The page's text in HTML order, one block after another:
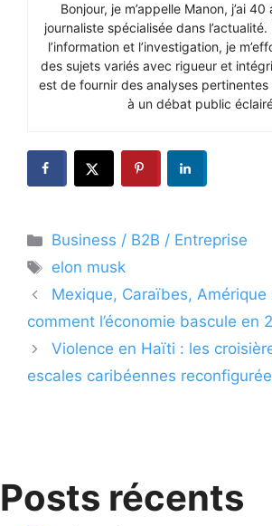
Bonjour, je m’appelle Manon, j’ai
journaliste spécialisée dans
l’information et l’investigation, je
des sujets variés avec rigueur et
est de fournir des analyses
à un débat public
Catégories
Business / B2B / Entreprise
Étiquettes
elon musk
Mexique, Caraïbes, Amérique
comment l’économie bascule en
Violence en Haïti : les
escales caribéennes
Posts récents